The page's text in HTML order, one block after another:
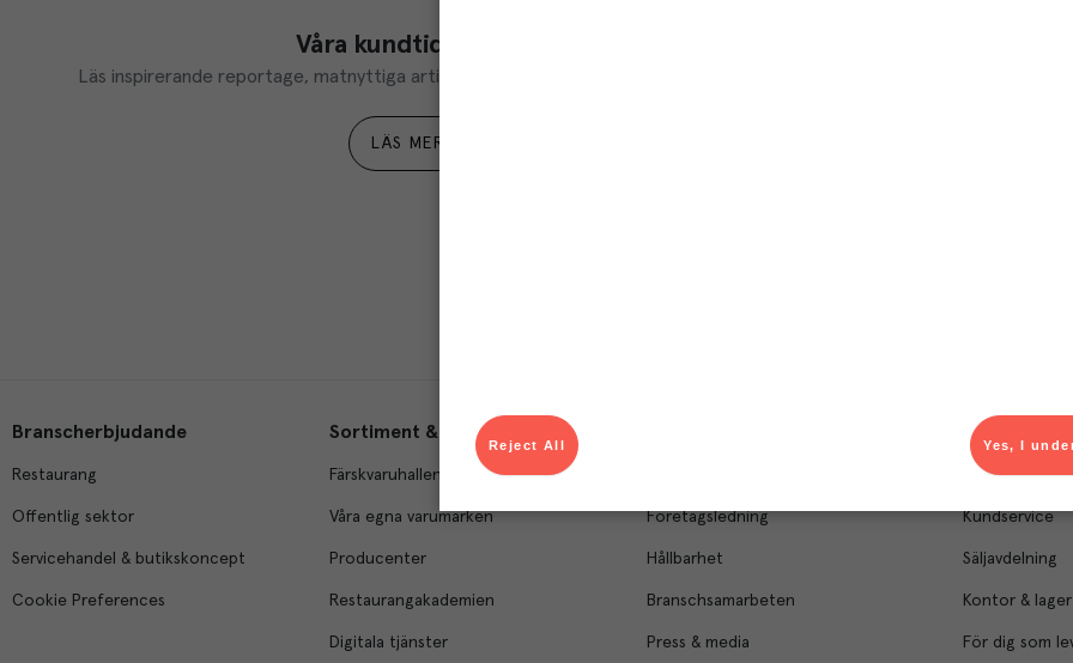
Våra kundtidningar
Läs inspirerande reportage, matnyttiga artiklar och ta del av aktuella kampanjer.
LÄS MER
Du som är Menigo-
Branscherbjudande
Restaurang
Offentlig sektor
Servicehandel & butikskoncept
Cookie Preferences
Sortiment & tjänster
Färskvaruhallen
Våra egna varumärken
Producenter
Restaurangakademien
Digitala tjänster
Företagsledning
Hållbarhet
Branschsamarbeten
Press & media
Kontakt &
Bli kund
Kundservice
Säljavdelning
Kontor & lager
För dig som
Yes, I
Reject All